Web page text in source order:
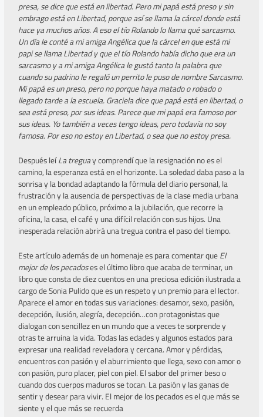
presa, se dice que está en libertad. Pero mi papá está preso y sin
embrago está en Libertad, porque así se llama la cárcel donde está
hace ya muchos años. A eso el tío Rolando lo llama qué sarcasmo.
Un día le conté a mi amiga Angélica que la cárcel en que está mi
papi se llama Libertad y que el tío Rolando había dicho que era un
sarcasmo y a mi amiga Angélica le gustó tanto la palabra que
cuando su padrino le regaló un perrito le puso de nombre Sarcasmo.
Mi papá es un preso, pero no porque haya matado o robado o
llegado tarde a la escuela. Graciela dice que papá está en libertad, o
sea está preso, por sus ideas. Parece que mi papá era famoso por
sus ideas. Yo también a veces tengo ideas, pero todavía no soy
famosa. Por eso no estoy en Libertad, o sea que no estoy presa.
Después leíLa treguay comprendí que la resignación no es el
camino, la esperanza está en el horizonte. La soledad daba paso a la
sonrisa y la bondad adaptando la fórmula del diario personal, la
frustración y la ausencia de perspectivas de la clase media urbana
en un empleado público, próximo a la jubilación, que recorre la
oficina, la casa, el café y una difícil relación con sus hijos. Una
inesperada relación abrirá una tregua contra el paso del tiempo.
Este artículo además de un homenaje es para comentar queEl
mejor de los pecadoses el último libro que acaba de terminar, un
libro que consta de diez cuentos en una preciosa edición ilustrada a
cargo de Sonia Pulido que es un respeto y un premio para el lector.
Aparece el amor en todas sus variaciones: desamor, sexo, pasión,
decepción, ilusión, alegría, decepción…con protagonistas que
dialogan con sencillez en un mundo que a veces te sorprende y
otras te arruina la vida. Todas las edades y algunos estados para
expresar una realidad reveladora y cercana. Amor y pérdidas,
encuentros con pasión y el aburrimiento que llega, sexo con amor o
con pasión, puro placer, piel con piel. El sabor del primer beso o
cuando dos cuerpos maduros se tocan. La pasión y las ganas de
sentir y desear para vivir. El mejor de los pecados es el que más se
siente y el que más se recuerda